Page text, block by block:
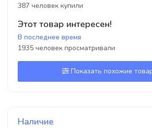
387 человек купили
Этот товар интересен!
В последнее время
1935 человек просматривали
Показать похожие
Наличие